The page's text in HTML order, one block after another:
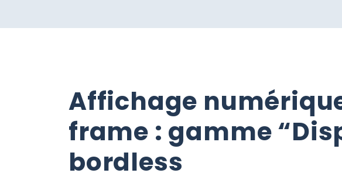
Affichage
frame : gamme
bordless